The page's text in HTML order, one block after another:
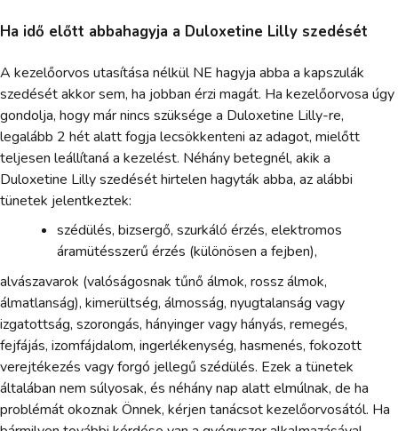
Ha idő előtt abbahagyja a Duloxetine Lilly szedését
A kezelőorvos utasítása nélkül NE hagyja abba a kapszulák
szedését akkor sem, ha jobban érzi magát. Ha kezelőorvosa úgy
gondolja, hogy már nincs szüksége a Duloxetine Lilly-re,
legalább 2 hét alatt fogja lecsökkenteni az adagot, mielőtt
teljesen leállítaná a kezelést. Néhány betegnél, akik a
Duloxetine Lilly szedését hirtelen hagyták abba, az alábbi
tünetek jelentkeztek:
szédülés, bizsergő, szurkáló érzés, elektromos
áramütésszerű érzés (különösen a fejben),
alvászavarok (valóságosnak tűnő álmok, rossz álmok,
álmatlanság), kimerültség, álmosság, nyugtalanság vagy
izgatottság, szorongás, hányinger vagy hányás, remegés,
fejfájás, izomfájdalom, ingerlékenység, hasmenés, fokozott
verejtékezés vagy forgó jellegű szédülés. Ezek a tünetek
általában nem súlyosak, és néhány nap alatt elmúlnak, de ha
problémát okoznak Önnek, kérjen tanácsot kezelőorvosától. Ha